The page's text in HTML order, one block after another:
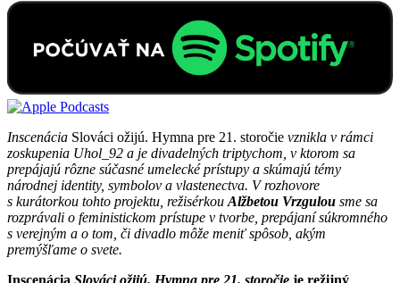
Inscenácia Slováci ožijú. Hymna pre 21. storočie vznikla v rámci
zoskupenia Uhol_92 a je divadelných triptychom, v ktorom sa
prepájajú rôzne súčasné umelecké prístupy a skúmajú témy
národnej identity, symbolov a vlastenectva. V rozhovore
s kurátorkou tohto projektu, režisérkou Alžbetou Vrzgulou sme sa
rozprávali o feministickom prístupe v tvorbe, prepájaní súkromného
s verejným a o tom, či divadlo môže meniť spôsob, akým
premýšľame o svete.
Inscenácia Slováci ožijú. Hymna pre 21. storočie je režijný